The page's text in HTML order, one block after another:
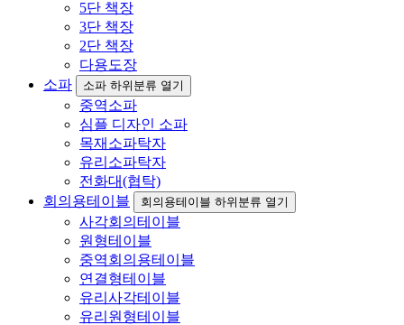
5단 책장
3단 책장
2단 책장
다용도장
소파
소파 하위분류 열기
중역소파
심플 디자인 소파
목재소파탁자
유리소파탁자
전화대(협탁)
회의용테이블
회의용테이블 하위분류 열기
사각회의테이블
원형테이블
중역회의용테이블
연결형테이블
유리사각테이블
유리원형테이블